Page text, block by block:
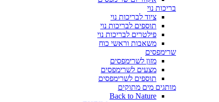
בריכות נוי
ציוד לבריכות נוי
תוספים לבריכות נוי
פילטרים לבריכות נוי
משאבות וראשי כוח
שרימפסים
מזון לשרימפסים
מצעים לשרימפסים
תוספים לשרימפסים
מותגים מים מתוקים
Back to Nature